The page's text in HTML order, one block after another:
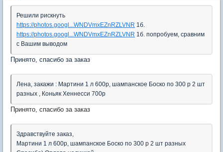
Решили рискнуть
https://photos.googl...WNDVmxEZnRZLVNR 1б.
https://photos.googl...WNDVmxEZnRZLVNR 1б. попробуем, сравним
с Вашим выводом
Принято, спасибо за заказ
Лена, закажи : Мартини 1 л 600р, шампанское Боско по 300 р 2 шт
разных , Коньяк Хеннесси 700р
Принято, спасибо за заказ
Здравствуйте заказ,
Мартини 1 л 600р, шампанское Боско по 300 р 2 шт разных